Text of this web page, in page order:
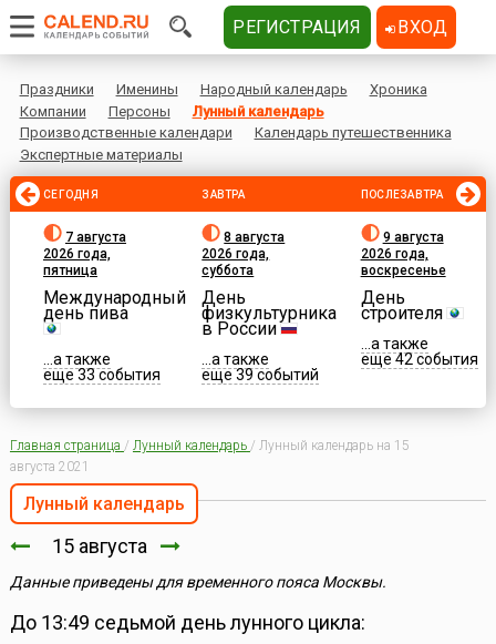
Праздники Именины Народный календарь
Хроника
Компании
Персоны
Лунный календарь
Производственные календари
Календарь путешественника
Экспертные материалы
СЕГОДНЯ
7 августа
2026 года,
пятница
Международный
день пива
...а также
еще 33 события
ЗАВТРА
8 августа
2026 года,
суббота
День
физкультурника
в России
...а также
еще 39 событий
ПОСЛЕЗАВТРА
9 августа
2026 года,
воскресенье
День
строителя
...а также
еще 42 события
Главная страница / Лунный календарь / Лунный календарь на 15
августа 2021
Лунный календарь
15 августа
Данные приведены для временного пояса Москвы.
До 13:49 седьмой день лунного цикла:
РЕГИСТРАЦИЯ ВХОД